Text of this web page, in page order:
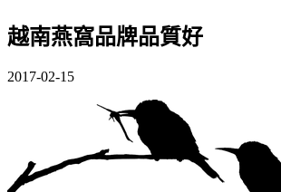
越南燕窩品牌品質好
2017-02-15